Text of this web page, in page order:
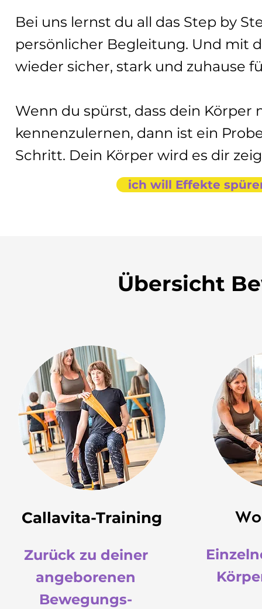
Bei uns lernst du all das Step by
persönlicher Begleitung. Und mit
wieder sicher, stark und zuhause
Wenn du spürst, dass dein
kennenzulernen, dann ist ein
Schritt. Dein Körper wird es dir
ich will Effekte
Übersicht
Callavita-Training
Zurück zu deiner
angeborenen
Bewegungs-